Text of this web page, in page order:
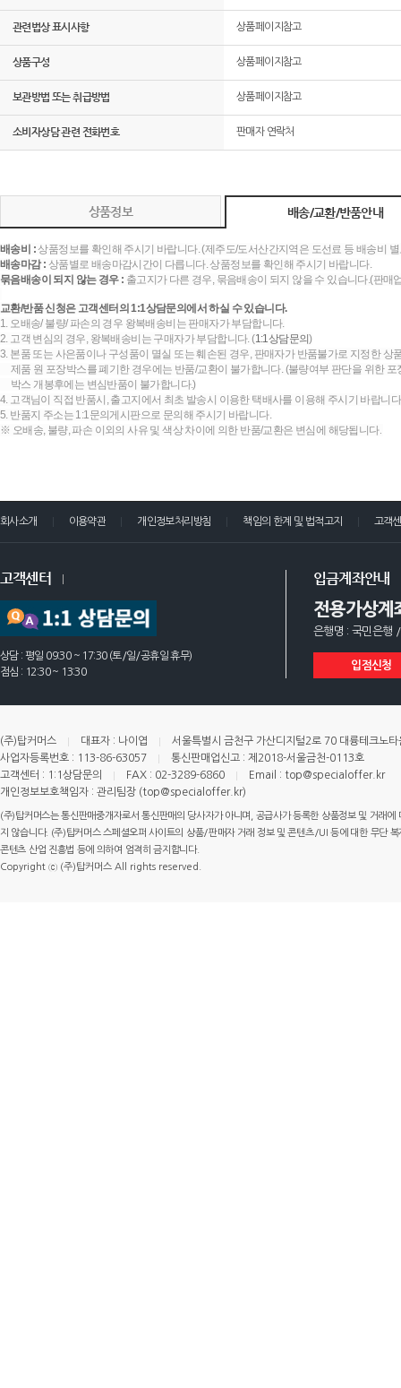
관련법상 표시사항 상품페이지참고
상품구성 상품페이지참고
보관방법 또는 취급방법 상품페이지참고
소비자상담 관련 전화번호 판매자 연락처
상품정보 배송/교환/반품안내
배송비 :상품정보를 확인해 주시기 바랍니다. (제주도/도서산간지역은 도선료 등 배송비
배송마감 : 상품별로 배송마감시간이 다릅니다. 상품정보를 확인해 주시기 바랍니다.
묶음배송이 되지 않는 경우 : 출고지가 다른 경우, 묶음배송이 되지 않을 수 있습니다.(판
교환/반품 신청은 고객센터의 1:1상담문의에서 하실 수 있습니다.
1. 오배송/ 불량/ 파손의 경우 왕복배송비는 판매자가 부담합니다.
2. 고객 변심의 경우, 왕복배송비는 구매자가 부담합니다. (1:1상담문의)
3. 본품 또는 사은품이나 구성품이 멸실 또는 훼손된 경우, 판매자가 반품불가로 지정한 상
제품 원 포장박스를 폐기한 경우에는 반품/교환이 불가합니다. (불량여부 판단을 위한
박스 개봉후에는 변심반품이 불가합니다.)
4. 고객님이 직접 반품시, 출고지에서 최초 발송시 이용한 택배사를 이용해 주시기 바랍니
5. 반품지 주소는 1:1문의게시판으로 문의해 주시기 바랍니다.
※ 오배송, 불량, 파손 이외의 사유 및 색상 차이에 의한 반품/교환은 변심에 해당됩니다.
회사소개 이용약관 개인정보처리방침 책임의 한계 및 법적고지 고객
고객센터
상담 : 평일 09:30 ~ 17:30 (토/일/공휴일 휴무)
점심 : 12:30 ~ 13:30
입금계좌안내
전용가상계
은행명 : 국민은행
입점신청
(주)탑커머스 대표자 : 나이엽
서울특별시 금천구 가산디지털2로 70 대륭테크노
사업자등록번호 : 113-86-63057
통신판매업신고 : 제2018-서울금천-0113호
고객센터 : 1:1상담문의
FAX : 02-3289-6860
Email : top@specialoffer.kr
개인정보보호책임자 : 관리팀장 (top@specialoffer.kr)
(주)탑커머스는 통신판매중개자로서 통신판매의 당사자가 아니며, 공급사가 등록한 상품정보 및 거래
지 않습니다. (주)탑커머스 스페셜오퍼 사이트의 상품/판매자 거래 정보 및 콘텐츠/UI 등에 대한 무단
콘텐츠 산업 진흥법 등에 의하여 엄격히 금지합니다.
Copyright ⓒ (주)탑커머스 All rights reserved.